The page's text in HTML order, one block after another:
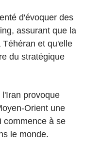
d'évoquer des
assurant que la
et qu'elle
du stratégique
provoque
Orient une
commence à se
le monde.